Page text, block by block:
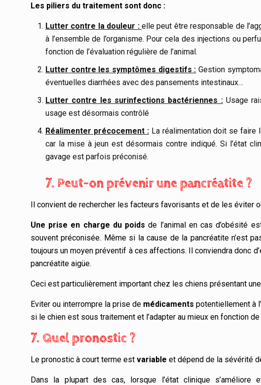
Les piliers du traitement sont donc :
Lutter contre la douleur : elle peut être responsable de
à l’ensemble de l’organisme. Pour cela des injections ou
fonction de l’évaluation régulière de l’animal.
Lutter contre les symptômes digestifs : Gestion
éventuelles diarrhées avec des pansements intestinaux…
Lutter contre les surinfections bactériennes : Usage
usage est désormais contrôlé
Réalimenter précocement : La réalimentation doit se
car la mise à jeun est désormais contre indiqué. Si l’état
gavage est parfois préconisé.
7. Peut-on prévenir une pancréatite ?
Il convient de rechercher les facteurs favorisants et de les éviter
Une prise en charge du poids de l’animal en cas d’obésité
souvent préconisée. Même si la cause de la pancréatite n’est
toujours un moyen préventif à ces affections. Il conviendra donc
pancréatite aigüe.
Ceci est particulièrement important chez les chiens présentant une
Eviter ou interrompre la prise de médicaments potentiellement à
si le chien est sous traitement et l’adapter au mieux en fonction
7. Quel pronostic ?
Le pronostic à court terme est variable et dépend de la sévérité
Dans la plupart des cas, lorsque l’état clinique